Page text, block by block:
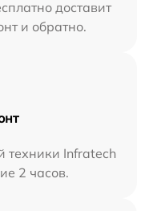
доставит
и обратно.
техники Infratech
2 часов.